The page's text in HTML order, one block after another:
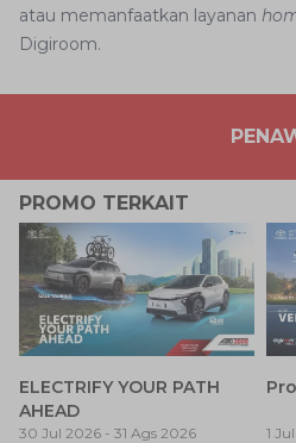
atau memanfaatkan layanan
Digiroom.
PROMO TERKAIT
ELECTRIFY YOUR PATH
AHEAD
30 Jul 2026 - 31 Ags 2026 1